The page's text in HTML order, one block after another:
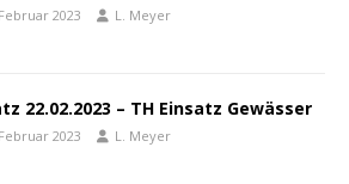
2023 L. Meyer
22.02.2023 – TH Einsatz Gewässer
2023 L. Meyer